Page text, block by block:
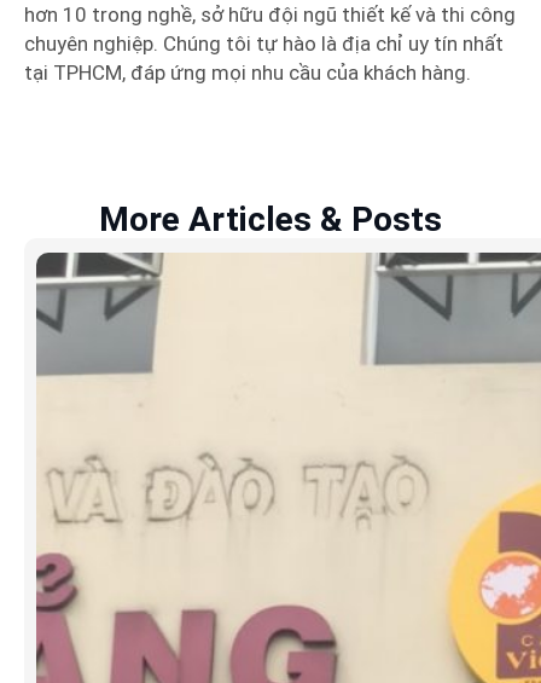
hơn 10 trong nghề, sở hữu đội ngũ thiết kế và thi công
chuyên nghiệp. Chúng tôi tự hào là địa chỉ uy tín nhất
tại TPHCM, đáp ứng mọi nhu cầu của khách hàng.
More Articles & Posts